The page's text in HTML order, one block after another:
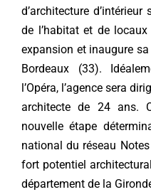
d’architecture
de l’habitat et de
expansion et inaugure
Bordeaux (33).
l’Opéra, l’agence sera
architecte de 24 ans.
nouvelle étape
national du réseau
fort potentiel
département de la